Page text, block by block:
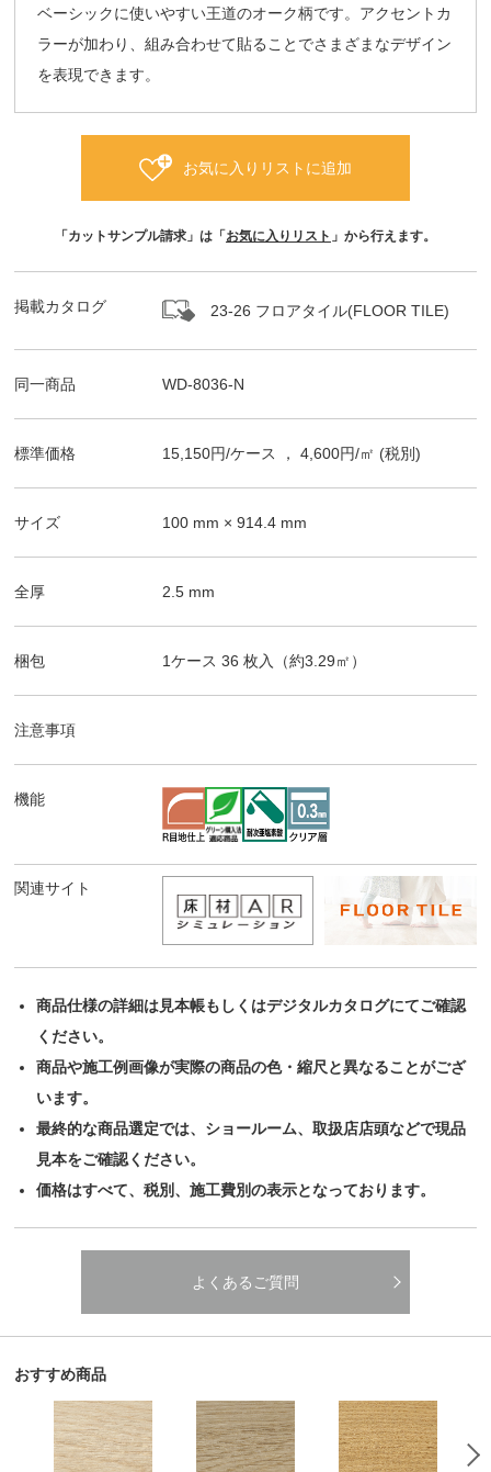
ベーシックに使いやすい王道のオーク柄です。アクセントカ
ラーが加わり、組み合わせて貼ることでさまざまなデザイン
を表現できます。
お気に入りリストに追加
「カットサンプル請求」は「 お気に入りリスト 」から行えます。
掲載カタログ 23-26 フロアタイル(FLOOR TILE)
同一商品 WD-8036-N
標準価格 15,150円/ケース ，4,600円/㎡ (税別)
サイズ 100 mm ×914.4 mm
全厚 2.5 mm
梱包 1ケース36 枚入（約3.29㎡）
注意事項
機能
関連サイト
商品仕様の詳細は見本帳もしくはデジタルカタログにてご確認
ください。
商品や施工例画像が実際の商品の色・縮尺と異なることがござ
います。
最終的な商品選定では、ショールーム、取扱店店頭などで現品
見本をご確認ください。
価格はすべて、税別、施工費別の表示となっております。
よくあるご質問
おすすめ商品